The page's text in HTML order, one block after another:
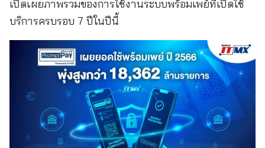
เปิดเผยภาพรวมของการใช้งานระบบพร้อมเพย์ที่เปิดใช้
บริการครบรอบ 7 ปีในปีนี้